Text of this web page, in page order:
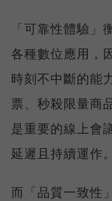
「可靠性體驗
各種數位應用，
時刻不中斷的能
票、秒殺限量商
是重要的線上會
延遲且持續運作。
而「品質一致性